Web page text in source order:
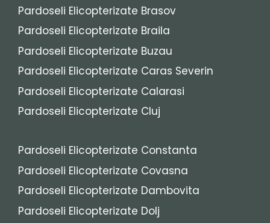
Pardoseli Elicopterizate Brasov
Pardoseli Elicopterizate Braila
Pardoseli Elicopterizate Buzau
Pardoseli Elicopterizate Caras Severin
Pardoseli Elicopterizate Calarasi
Pardoseli Elicopterizate Cluj
Pardoseli Elicopterizate Constanta
Pardoseli Elicopterizate Covasna
Pardoseli Elicopterizate Dambovita
Pardoseli Elicopterizate Dolj